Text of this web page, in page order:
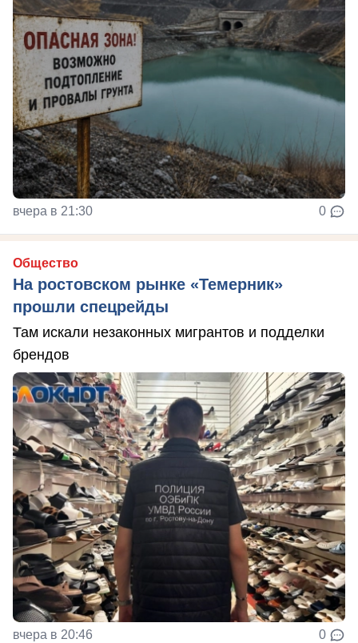
вчера в 21:30 0
Общество
На ростовском рынке «Темерник»
прошли спецрейды
Там искали незаконных мигрантов и подделки
брендов
вчера в 20:46 0